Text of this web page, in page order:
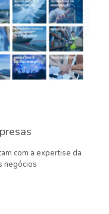
com a expertise da
negócios